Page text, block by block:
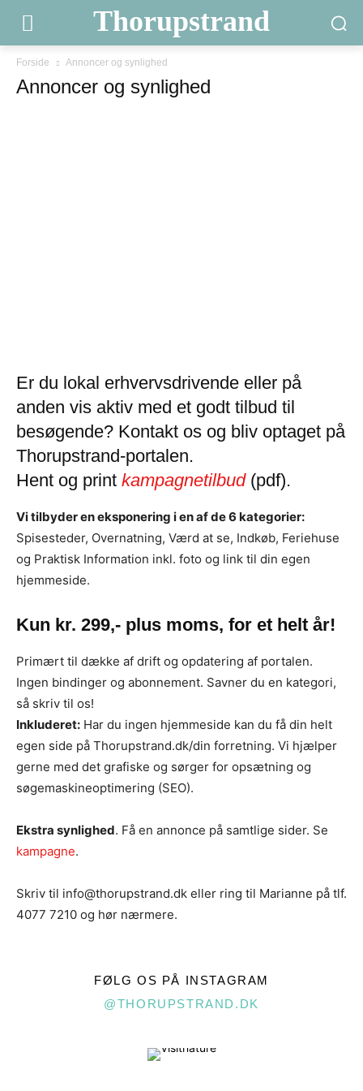
Thorupstrand
Forside Annoncer og synlighed
Annoncer og synlighed
Er du lokal erhvervsdrivende eller på
anden vis aktiv med et godt tilbud til
besøgende? Kontakt os og bliv optaget på
Thorupstrand-portalen.
Hent og print kampagnetilbud(pdf).
Vi tilbyder en eksponering i en af de 6 kategorier:
Spisesteder, Overnatning, Værd at se, Indkøb, Feriehuse
og Praktisk Information inkl. foto og link til din egen
hjemmeside.
Kun kr. 299,- plus moms, for et helt år!
Primært til dække af drift og opdatering af portalen.
Ingen bindinger og abonnement. Savner du en kategori,
så skriv til os!
Inkluderet: Har du ingen hjemmeside kan du få din helt
egen side på Thorupstrand.dk/din forretning. Vi hjælper
gerne med det grafiske og sørger for opsætning og
søgemaskineoptimering (SEO).
Ekstra synlighed. Få en annonce på samtlige sider. Se
kampagne.
Skriv til info@thorupstrand.dk eller ring til Marianne på tlf.
4077 7210 og hør nærmere.
FØLG OS PÅ INSTAGRAM
@THORUPSTRAND.DK